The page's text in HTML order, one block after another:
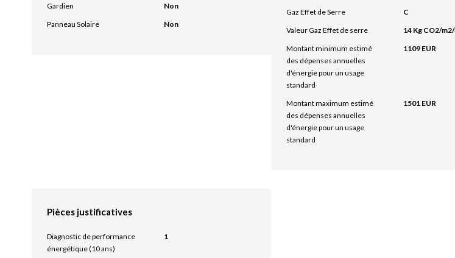
Gardien
Non
Panneau Solaire
Non
Gaz Effet de Serre
C
Valeur Gaz Effet de serre
14 Kg CO2/
Montant minimum estimé
des dépenses annuelles
d'énergie pour un usage
standard
1109 EUR
Montant maximum estimé
des dépenses annuelles
d'énergie pour un usage
standard
1501 EUR
Pièces justificatives
Diagnostic de performance
énergétique (10 ans)
1